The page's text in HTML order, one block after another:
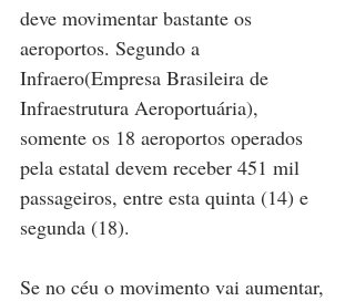
deve movimentar bastante os
aeroportos. Segundo a
Infraero(Empresa Brasileira de
Infraestrutura Aeroportuária),
somente os 18 aeroportos operados
pela estatal devem receber 451 mil
passageiros, entre esta quinta (14) e
segunda (18).
Se no céu o movimento vai aumentar,